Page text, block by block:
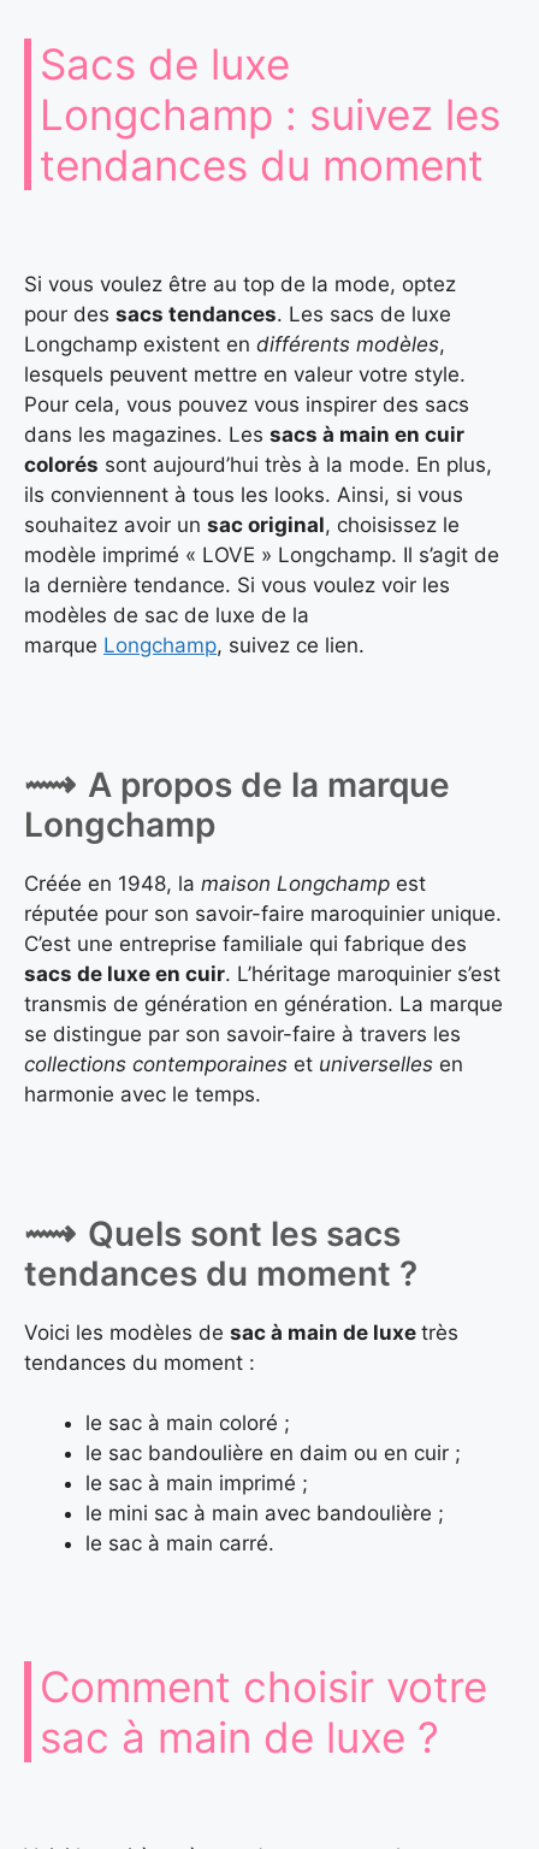
Sacs de luxe
Longchamp : suivez les
tendances du moment
Si vous voulez être au top de la mode, optez
pour des sacs tendances. Les sacs de luxe
Longchamp existent en différents modèles,
lesquels peuvent mettre en valeur votre style.
Pour cela, vous pouvez vous inspirer des sacs
dans les magazines. Les sacs à main en cuir
colorés sont aujourd’hui très à la mode. En plus,
ils conviennent à tous les looks. Ainsi, si vous
souhaitez avoir un sac original, choisissez le
modèle imprimé « LOVE » Longchamp. Il s’agit de
la dernière tendance. Si vous voulez voir les
modèles de sac de luxe de la
marque Longchamp, suivez ce lien.
A propos de la marque
Longchamp
Créée en 1948, la maison Longchamp est
réputée pour son savoir-faire maroquinier unique.
C’est une entreprise familiale qui fabrique des
sacs de luxe en cuir. L’héritage maroquinier s’est
transmis de génération en génération. La marque
se distingue par son savoir-faire à travers les
collections contemporaines et universelles en
harmonie avec le temps.
Quels sont les sacs
tendances du moment ?
Voici les modèles de sac à main de luxe très
tendances du moment :
le sac à main coloré ;
le sac bandoulière en daim ou en cuir ;
le sac à main imprimé ;
le mini sac à main avec bandoulière ;
le sac à main carré.
Comment choisir votre
sac à main de luxe ?